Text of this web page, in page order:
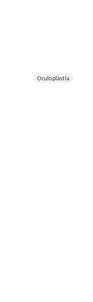
Oculoplàstia